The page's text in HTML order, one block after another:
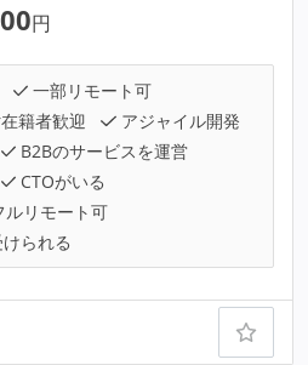
円
一部リモート可
籍者歓迎
アジャイル開発
B2Bのサービスを運営
CTOがいる
ルリモート可
られる